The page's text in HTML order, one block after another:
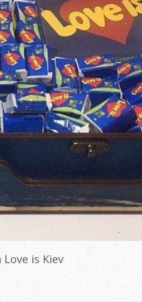
is Kiev